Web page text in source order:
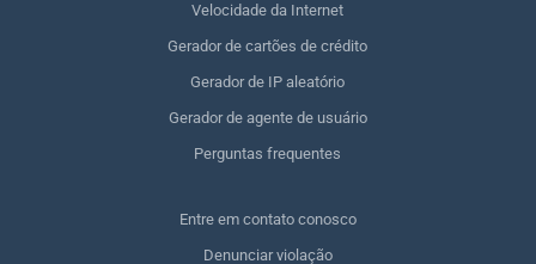
Velocidade da Internet
Gerador de cartões de crédito
Gerador de IP aleatório
Gerador de agente de usuário
Perguntas frequentes
Entre em contato conosco
Denunciar violação